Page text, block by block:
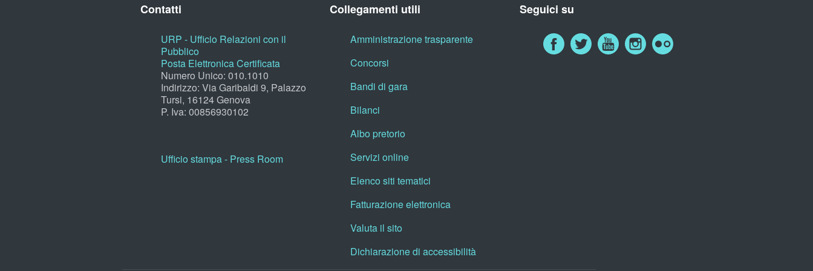
Contatti
URP - Ufficio Relazioni con il
Pubblico
Posta Elettronica Certificata
Numero Unico: 010.1010
Indirizzo: Via Garibaldi 9, Palazzo
Tursi, 16124 Genova
P. Iva: 00856930102
Ufficio stampa - Press Room
Collegamenti utili
Amministrazione trasparente
Concorsi
Bandi di gara
Bilanci
Albo pretorio
Servizi online
Elenco siti tematici
Fatturazione elettronica
Valuta il sito
Dichiarazione di accessibilità
Seguici su